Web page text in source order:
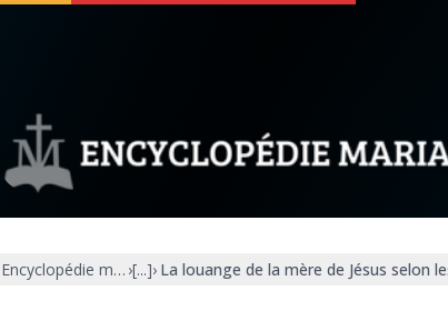
soutenir À propos Facebook Infos
◼︎À la une
Encyclopédie mariale
›[...]› La louange de la mère de Jésus selon